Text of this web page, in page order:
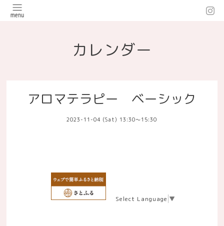
カレンダー
アロマテラピー ベーシック
2023-11-04 (Sat) 13:30～15:30
Select Language ▼